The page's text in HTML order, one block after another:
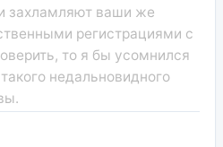
захламляют ваши же
регистрациями с
то я бы усомнился
недальновидного